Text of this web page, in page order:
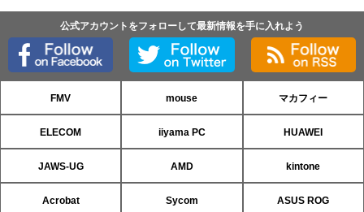
公式アカウントをフォローして最新情報を手に入れよう
FMV mouse マカフィー
ELECOM iiyama PC HUAWEI
JAWS-UG AMD kintone
Acrobat Sycom ASUS ROG